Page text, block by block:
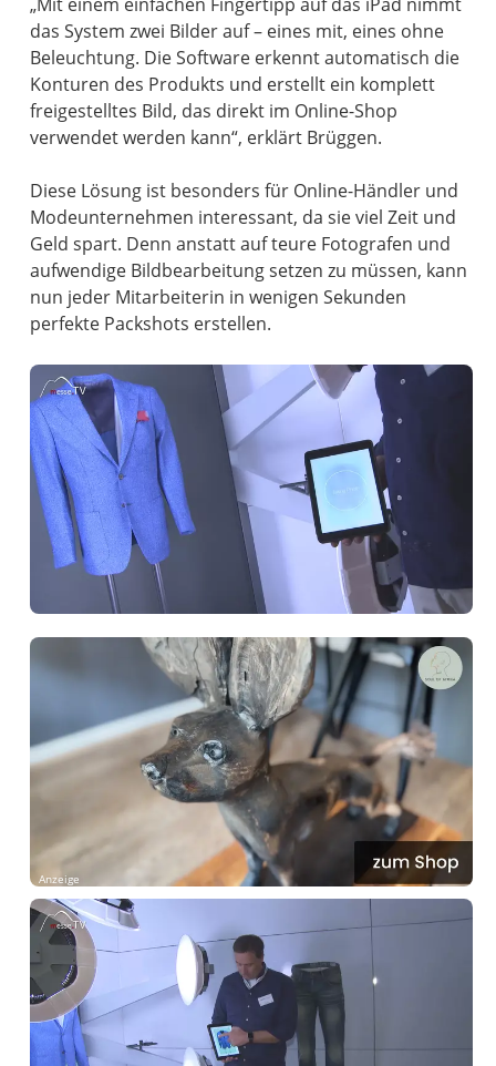
das System zwei Bilder auf – eines mit, eines ohne
Beleuchtung. Die Software erkennt automatisch die
Konturen des Produkts und erstellt ein komplett
freigestelltes Bild, das direkt im Online-Shop
verwendet werden kann“, erklärt Brüggen.
Diese Lösung ist besonders für Online-Händler und
Modeunternehmen interessant, da sie viel Zeit und
Geld spart. Denn anstatt auf teure Fotografen und
aufwendige Bildbearbeitung setzen zu müssen, kann
nun jeder Mitarbeiterin in wenigen Sekunden
perfekte Packshots erstellen.
Anzeige